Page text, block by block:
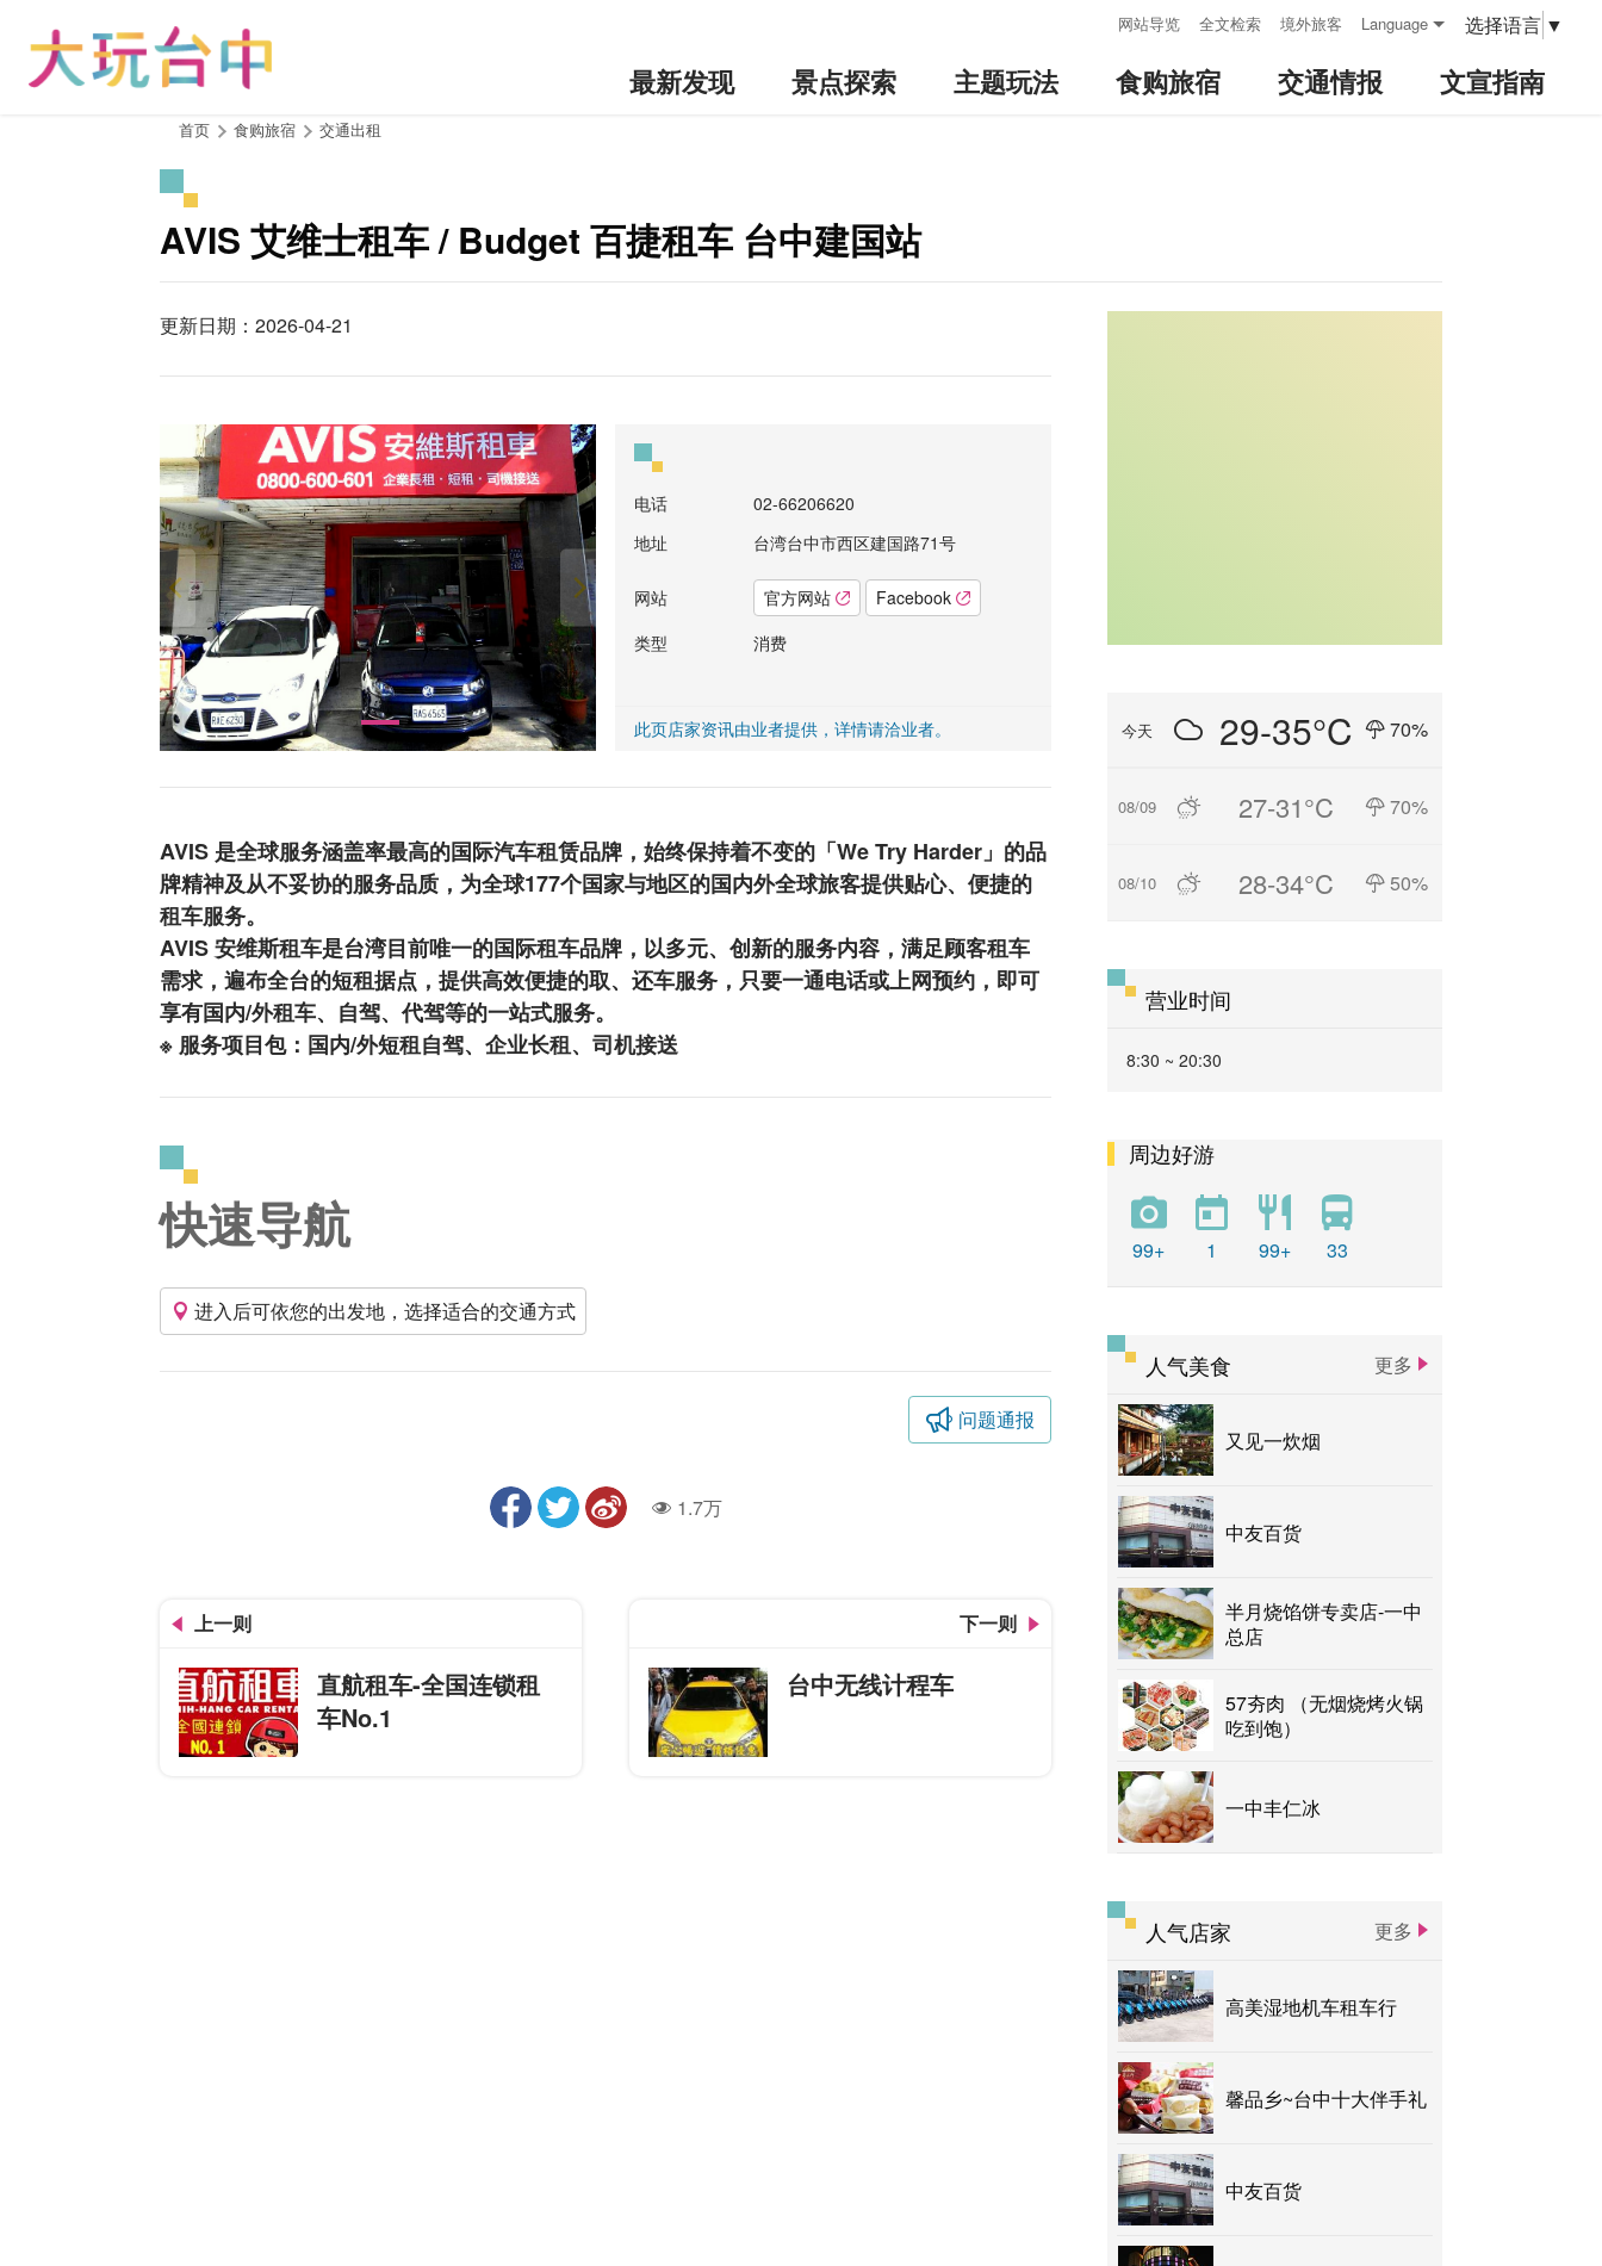
网站导览 全文检索 境外旅客 Language 选择语言 ▼
最新发现 景点探索 主题玩法 食购旅宿 交通情报 文宣指南
首页 食购旅宿 交通出租
AVIS 艾维士租车 / Budget 百捷租车 台中建国站
更新日期：2026-04-21
电话
02-66206620
地址
台湾台中市西区建国路71号
网站 官方网站
Facebook
类型
消费
此页店家资讯由业者提供，详情请洽业者。
AVIS 是全球服务涵盖率最高的国际汽车租赁品牌，始终保持着不变的「We Try Harder」的品
牌精神及从不妥协的服务品质，为全球177个国家与地区的国内外全球旅客提供贴心、便捷的
租车服务。
AVIS 安维斯租车是台湾目前唯一的国际租车品牌，以多元、创新的服务内容，满足顾客租车
需求，遍布全台的短租据点，提供高效便捷的取、还车服务，只要一通电话或上网预约，即可
享有国内/外租车、自驾、代驾等的一站式服务。
※ 服务项目包：国内/外短租自驾、企业长租、司机接送
快速导航
进入后可依您的出发地，选择适合的交通方式
问题通报
人气1.7万
上一则
直航租车-全国连锁租
车No.1
下一则
台中无线计程车
今天 29-35°C 70%
08/09 27-31°C 70%
08/10 28-34°C 50%
营业时间
8:30 ~ 20:30
周边好游
99+ 1 99+ 33
人气美食 更多
又见一炊烟
中友百货
半月烧馅饼专卖店-一中
总店
57夯肉 （无烟烧烤火锅
吃到饱）
一中丰仁冰
人气店家 更多
高美湿地机车租车行
馨品乡~台中十大伴手礼
中友百货